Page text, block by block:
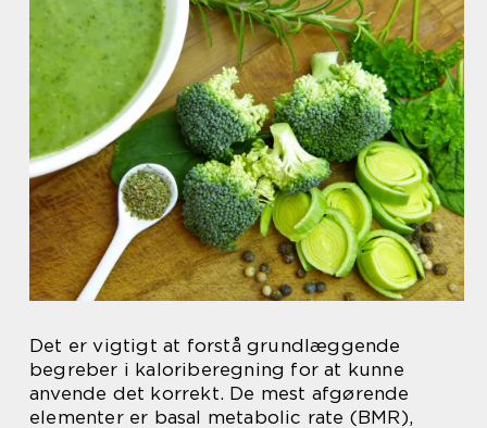
Det er vigtigt at forstå grundlæggende
begreber i kaloriberegning for at kunne
anvende det korrekt. De mest afgørende
elementer er basal metabolic rate (BMR),